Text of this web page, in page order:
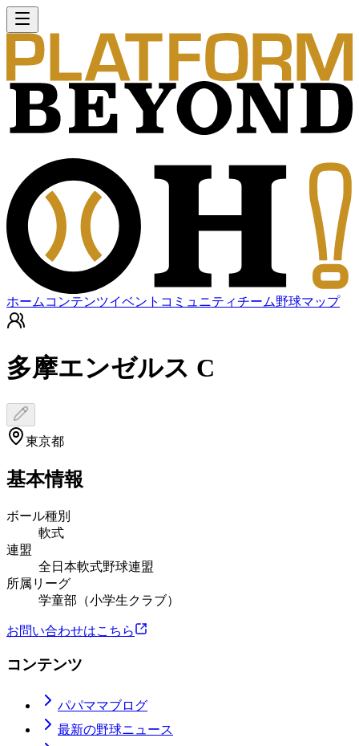
ホーム コンテンツイベント コミュニティチーム野球マップ
多摩エンゼルス C
東京都
基本情報
ボール種別
軟式
連盟
全日本軟式野球連盟
所属リーグ
学童部（小学生クラブ）
お問い合わせはこちら
コンテンツ
パパママブログ
最新の野球ニュース